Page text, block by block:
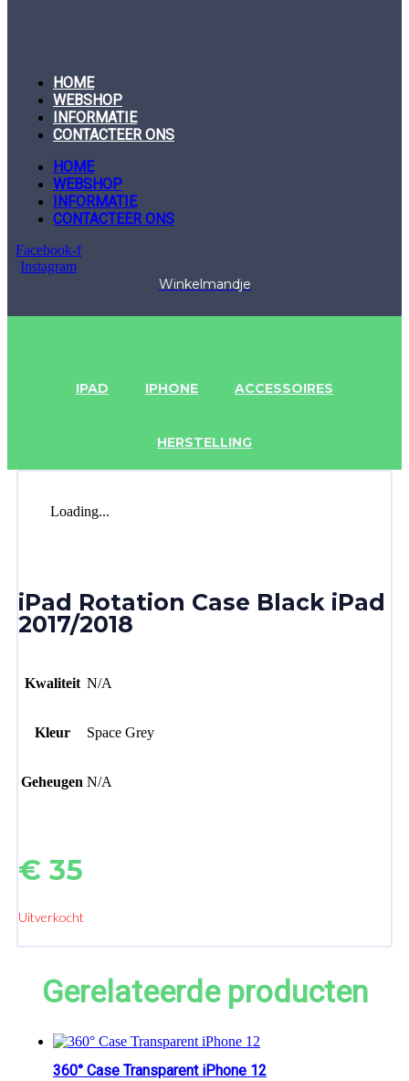
HOME
WEBSHOP
INFORMATIE
CONTACTEER ONS
HOME
WEBSHOP
INFORMATIE
CONTACTEER ONS
Facebook-f
Instagram
Winkelmandje
IPAD IPHONE ACCESSOIRES
HERSTELLING
Loading...
iPad Rotation Case Black iPad
2017/2018
Kwaliteit N/A
Kleur Space Grey
Geheugen N/A
€ 35
Uitverkocht
Gerelateerde producten
360° Case Transparent iPhone 12